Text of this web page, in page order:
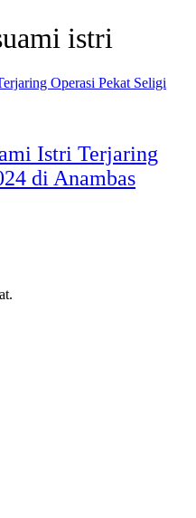
istri
Istri Terjaring
di Anambas